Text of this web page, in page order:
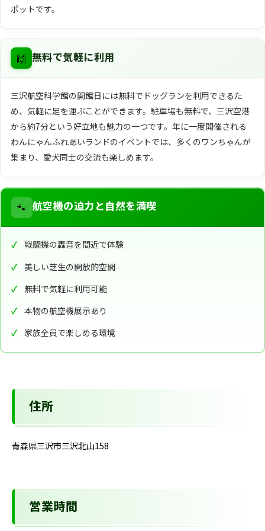
ポットです。
🙌 無料で気軽に利用
三沢航空科学館の開館日には無料でドッグランを利用できるた
め、気軽に足を運ぶことができます。駐車場も無料で、三沢空港
から約7分という好立地も魅力の一つです。年に一度開催される
わんにゃんふれあいランドのイベントでは、多くのワンちゃんが
集まり、愛犬同士の交流も楽しめます。
🐾 航空機の迫力と自然を満喫
戦闘機の轟音を間近で体験
美しい芝生の開放的空間
無料で気軽に利用可能
本物の航空機展示あり
家族全員で楽しめる環境
住所
青森県三沢市三沢北山158
営業時間